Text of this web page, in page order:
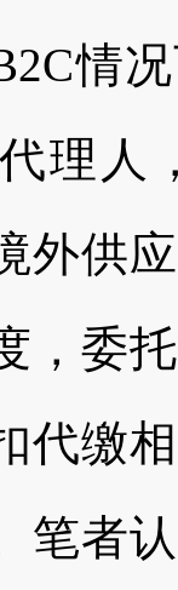
情
理人
外供
，委
代缴
笔者